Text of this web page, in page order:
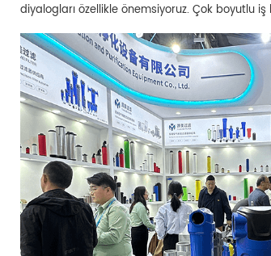
diyalogları özellikle önemsiyoruz. Çok boyutlu iş